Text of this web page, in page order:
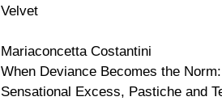
Velvet
Mariaconcetta Costantini
When Deviance Becomes the
Sensational Excess, Pastiche and